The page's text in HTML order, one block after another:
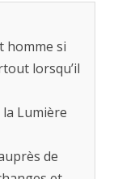
homme si
lorsqu’il
Lumière
de